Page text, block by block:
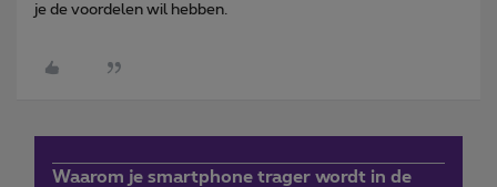
je de voordelen wil hebben.
Waarom je smartphone trager wordt in de